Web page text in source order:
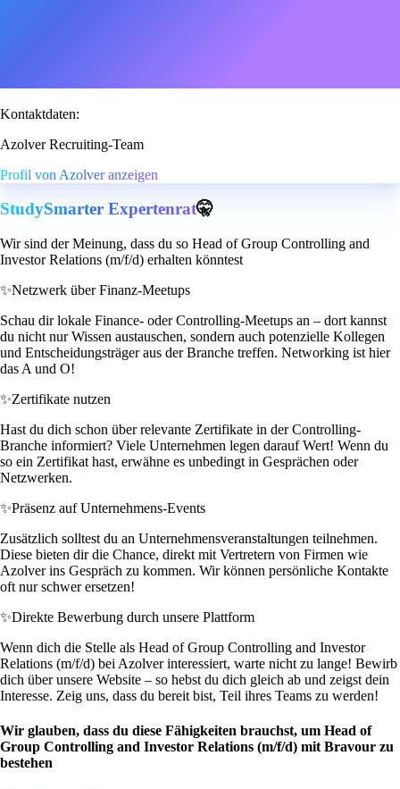
Kontaktdaten:
Azolver Recruiting-Team
Profil von Azolver anzeigen
StudySmarter Expertenrat🤫
Wir sind der Meinung, dass du so Head of Group Controlling and
Investor Relations (m/f/d) erhalten könntest
✨Netzwerk über Finanz-Meetups
Schau dir lokale Finance- oder Controlling-Meetups an – dort kannst
du nicht nur Wissen austauschen, sondern auch potenzielle Kollegen
und Entscheidungsträger aus der Branche treffen. Networking ist hier
das A und O!
✨Zertifikate nutzen
Hast du dich schon über relevante Zertifikate in der Controlling-
Branche informiert? Viele Unternehmen legen darauf Wert! Wenn du
so ein Zertifikat hast, erwähne es unbedingt in Gesprächen oder
Netzwerken.
✨Präsenz auf Unternehmens-Events
Zusätzlich solltest du an Unternehmensveranstaltungen teilnehmen.
Diese bieten dir die Chance, direkt mit Vertretern von Firmen wie
Azolver ins Gespräch zu kommen. Wir können persönliche Kontakte
oft nur schwer ersetzen!
✨Direkte Bewerbung durch unsere Plattform
Wenn dich die Stelle als Head of Group Controlling and Investor
Relations (m/f/d) bei Azolver interessiert, warte nicht zu lange! Bewirb
dich über unsere Website – so hebst du dich gleich ab und zeigst dein
Interesse. Zeig uns, dass du bereit bist, Teil ihres Teams zu werden!
Wir glauben, dass du diese Fähigkeiten brauchst, um Head of
Group Controlling and Investor Relations (m/f/d) mit Bravour zu
bestehen